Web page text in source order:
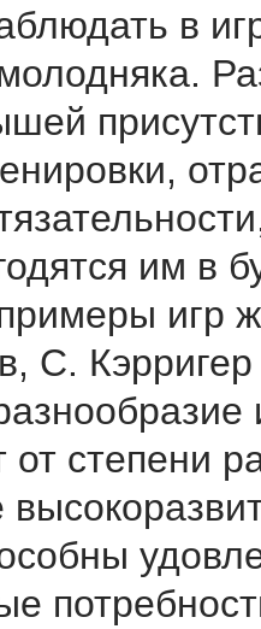
в
им в
игр
С. Кэрригер
от степени